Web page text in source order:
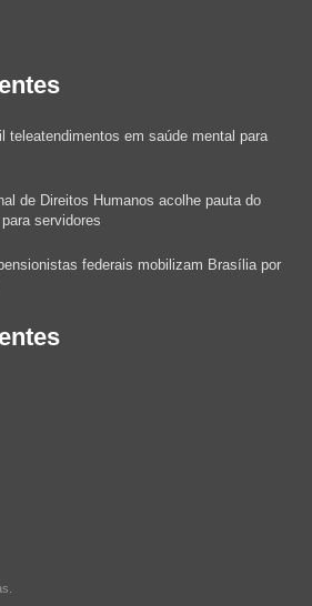
teleatendimentos em saúde mental para
de Direitos Humanos acolhe pauta do
servidores
federais mobilizam Brasília por